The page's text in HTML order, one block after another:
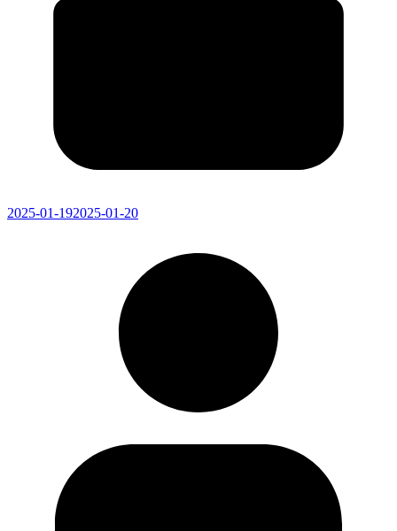
2025-01-192025-01-20